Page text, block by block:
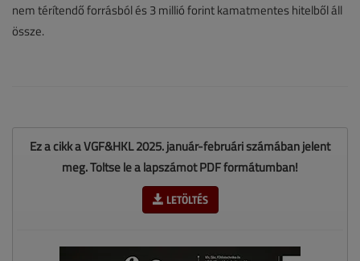
nem térítendő forrásból és 3 millió forint kamatmentes hitelből áll
össze.
Ez a cikk a VGF&HKL 2025. január-februári számában jelent
meg. Töltse le a lapszámot PDF formátumban!
LETÖLTÉS